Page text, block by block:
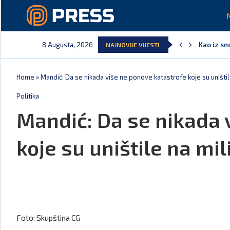
8 Augusta, 2026 NAJNOVIJE VIJESTI:
Kao iz
Pejak:
Spajić:
Serbian
Potpisan
Home »Mandić: Da se nikada više ne ponove katastrofe koje su
Politika
Mandić: Da se
koje su uništile na
Foto: Skupština CG